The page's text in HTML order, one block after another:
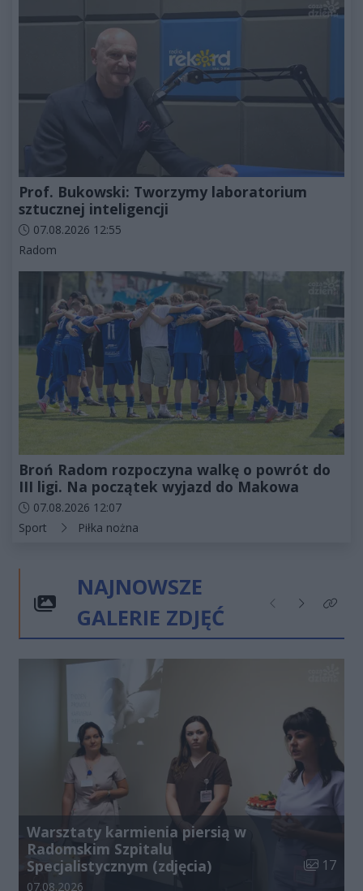
Prof. Bukowski: Tworzymy laboratorium
sztucznej inteligencji
Data dodania artykułu:
07.08.2026 12:55
Kategorie artykułu:
Radom
Broń Radom rozpoczyna walkę o powrót do
III ligi. Na początek wyjazd do Makowa
Data dodania artykułu:
07.08.2026 12:07
Kategorie artykułu:
Sport Piłka nożna
NAJNOWSZE
GALERIE ZDJĘĆ
Poprzednie
NastępneKliknij
Warsztaty karmienia piersią w
Radomskim Szpitalu
Specjalistycznym (zdjęcia)
Liczba
17
Data dodania galerii:
07.08.2026